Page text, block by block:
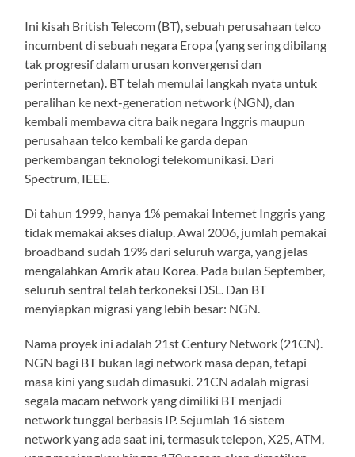
Ini kisah British Telecom (BT), sebuah perusahaan telco
incumbent di sebuah negara Eropa (yang sering dibilang
tak progresif dalam urusan konvergensi dan
perinternetan). BT telah memulai langkah nyata untuk
peralihan ke next-generation network (NGN), dan
kembali membawa citra baik negara Inggris maupun
perusahaan telco kembali ke garda depan
perkembangan teknologi telekomunikasi. Dari
Spectrum, IEEE.
Di tahun 1999, hanya 1% pemakai Internet Inggris yang
tidak memakai akses dialup. Awal 2006, jumlah pemakai
broadband sudah 19% dari seluruh warga, yang jelas
mengalahkan Amrik atau Korea. Pada bulan September,
seluruh sentral telah terkoneksi DSL. Dan BT
menyiapkan migrasi yang lebih besar: NGN.
Nama proyek ini adalah 21st Century Network (21CN).
NGN bagi BT bukan lagi network masa depan, tetapi
masa kini yang sudah dimasuki. 21CN adalah migrasi
segala macam network yang dimiliki BT menjadi
network tunggal berbasis IP. Sejumlah 16 sistem
network yang ada saat ini, termasuk telepon, X25, ATM,